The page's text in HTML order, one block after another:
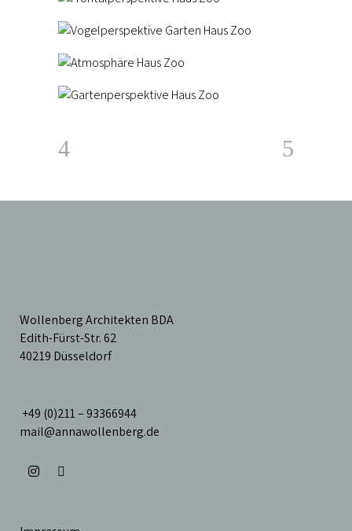
Wollenberg Architekten BDA
Edith-Fürst-Str. 62
40219 Düsseldorf
+49 (0)211 – 93366944
mail@annawollenberg.de